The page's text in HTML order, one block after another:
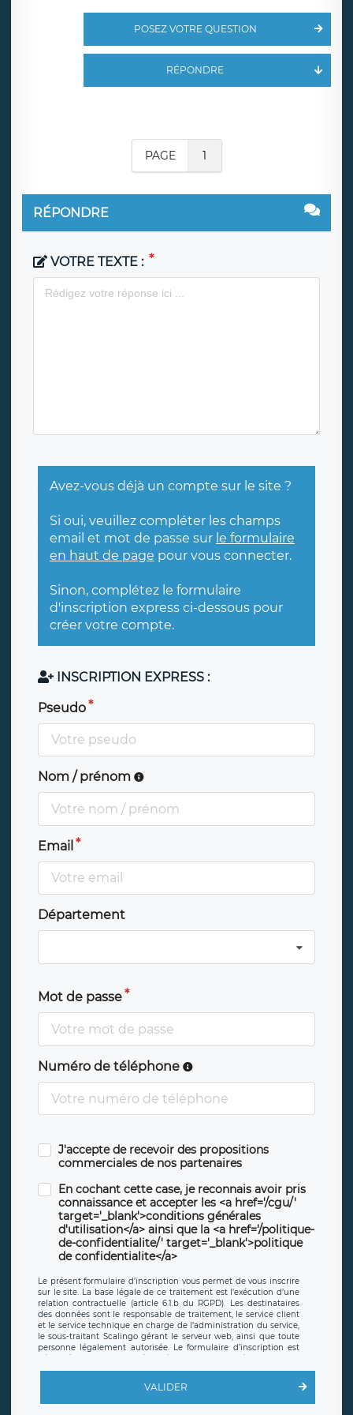
POSEZ VOTRE QUESTION
RÉPONDRE
PAGE 1
RÉPONDRE
VOTRE TEXTE :
Avez-vous déjà un compte sur le site ?
Si oui, veuillez compléter les champs
email et mot de passe sur le formulaire
en haut de page pour vous connecter.
Sinon, complétez le formulaire
d'inscription express ci-dessous pour
créer votre compte.
INSCRIPTION EXPRESS :
Pseudo
Nom / prénom
Email
Département
Mot de passe
Numéro de téléphone
J'accepte de recevoir des propositions
commerciales de nos partenaires
En cochant cette case, je reconnais avoir pris
connaissance et accepter les <a href='/cgu/'
target='_blank'>conditions générales
d'utilisation</a> ainsi que la <a href='/politique-
de-confidentialite/' target='_blank'>politique
de confidentialite</a>
Le présent formulaire d’inscription vous permet de vous inscrire
sur le site. La base légale de ce traitement est l’exécution d’une
relation contractuelle (article 6.1.b du RGPD). Les destinataires
des données sont le responsable de traitement, le service client
et le service technique en charge de l’administration du service,
le sous-traitant Scalingo gérant le serveur web, ainsi que toute
personne légalement autorisée. Le formulaire d’inscription est
offrant desclauses de protection conformes au RGPD. Les
en sollicite la suppression, étant entendu que vous pouvez
demander la suppression de vos données et retirer votre
VALIDER